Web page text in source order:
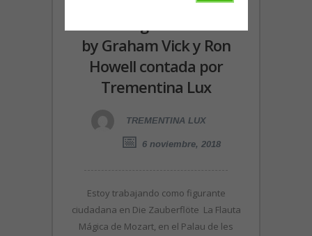
by Graham Vick y Ron
Howell contada por
Trementina Lux
TREMENTINA LUX
6 noviembre, 2018
Estoy trabajando como figurante
ciudadana en Die Zauberflöte La Flauta
Mágica de Mozart, en el Palau de les